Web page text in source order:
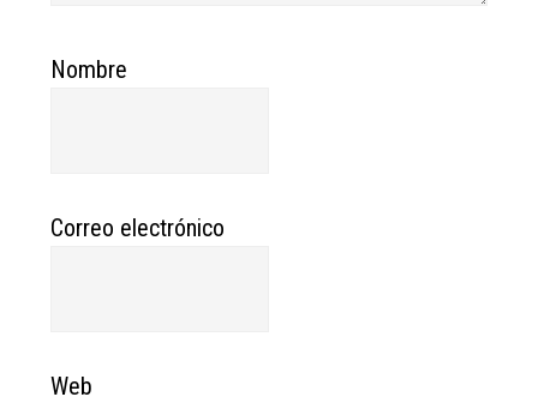
Nombre
Correo electrónico
Web